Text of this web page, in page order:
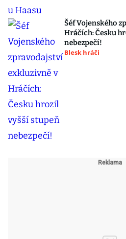
Šéf Vojenského
Hráčích: Česku
nebezpečí!
Blesk hráči